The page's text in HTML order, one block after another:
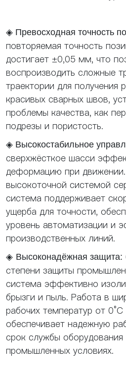
◈ Превосходная точность
повторяемая точность
достигает ±0,05 мм, что
воспроизводить сложные
траектории для получения
красивых сварных швов,
проблемы качества, как
подрезы и пористость.
◈ Высокостабильное
сверхжёсткое шасси
деформацию при
высокоточной системой
система поддерживает
ущерба для точности,
уровень автоматизации и
производственных линий.
◈ Высоконадёжная защита:
степени защиты
система эффективно
брызги и пыль. Работа в
рабочих температур от
обеспечивает надежную
срок службы
промышленных условиях.